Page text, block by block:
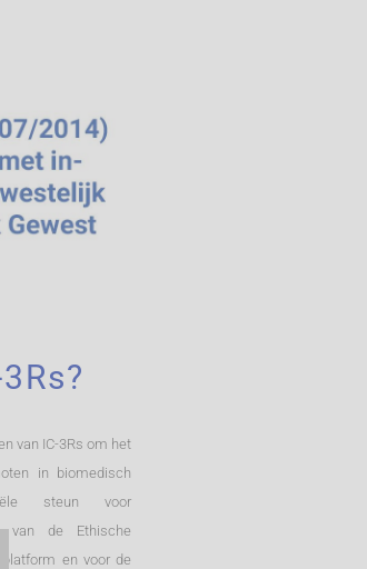
van IC-3Rs om het
in biomedisch
steun voor
van de Ethische
platform en voor de